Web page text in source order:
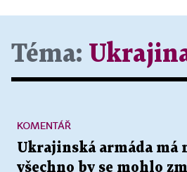
Téma:
Ukrajinská armáda má
všechno by se mohlo
KOMENTÁŘ